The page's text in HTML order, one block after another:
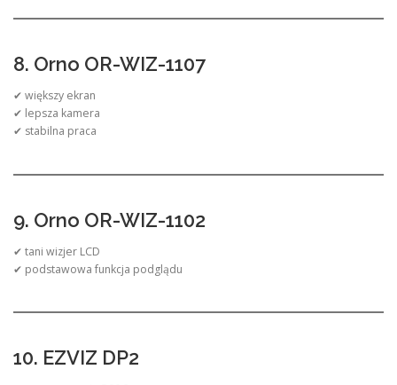
8. Orno OR-WIZ-1107
✔ większy ekran
✔ lepsza kamera
✔ stabilna praca
9. Orno OR-WIZ-1102
✔ tani wizjer LCD
✔ podstawowa funkcja podglądu
10. EZVIZ DP2